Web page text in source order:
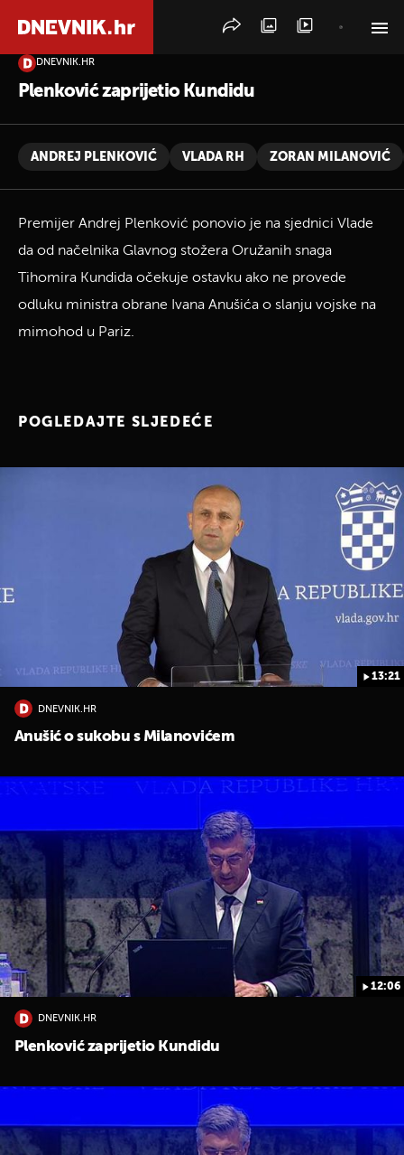
DNEVNIK.HR
Plenković zaprijetio Kundidu
ANDREJ PLENKOVIĆ VLADA RH ZORAN MILANOVIĆ
Premijer Andrej Plenković ponovio je na sjednici Vlade
da od načelnika Glavnog stožera Oružanih snaga
Tihomira Kundida očekuje ostavku ako ne provede
odluku ministra obrane Ivana Anušića o slanju vojske na
mimohod u Pariz.
POGLEDAJTE SLJEDEĆE
13:21
DNEVNIK.HR
Anušić o sukobu s Milanovićem
12:06
DNEVNIK.HR
Plenković zaprijetio Kundidu
PRETRAŽITE VIJESTI